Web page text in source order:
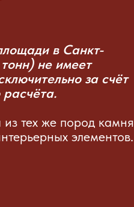
в Санкт-
не имеет
за счёт
расчёта.
из тех же пород камня
элементов.